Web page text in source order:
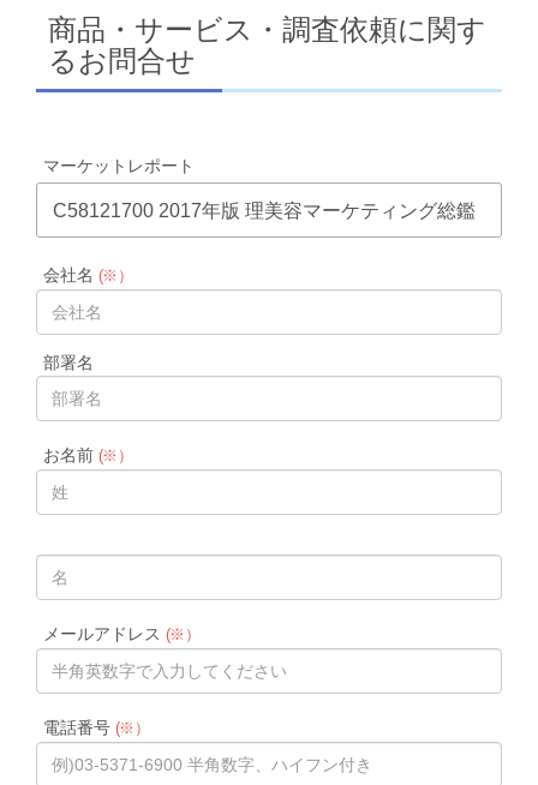
商品・サービス・調査依頼に関す
るお問合せ
マーケットレポート
C58121700 2017年版 理美容マーケティング総鑑
会社名 (※）
部署名
お名前(※）
メールアドレス (※）
電話番号(※）